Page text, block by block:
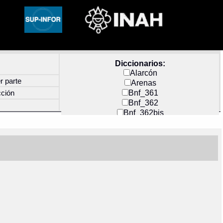
Diccionarios:
Alarcón
Arenas
Bnf_361
Bnf_362
Bnf_362bis
Docs_México
parte